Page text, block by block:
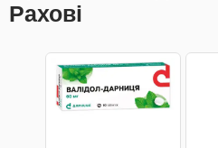
Рахові